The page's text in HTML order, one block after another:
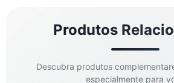
Produtos
Descubra produtos
especialmente para